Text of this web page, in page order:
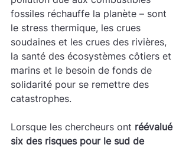
fossiles réchauffe la planète – sont
le stress thermique, les crues
soudaines et les crues des rivières,
la santé des écosystèmes côtiers et
marins et le besoin de fonds de
solidarité pour se remettre des
catastrophes.
Lorsque les chercheurs ont réévalué
six des risques pour le sud de